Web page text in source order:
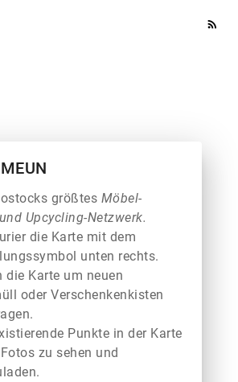
rss_feed
größtes Möbel-
Upcycling-Netzwerk.
die Karte mit dem
unten rechts.
die Karte um neuen
oder Verschenkenkisten
Punkte in der Karte
zu sehen und